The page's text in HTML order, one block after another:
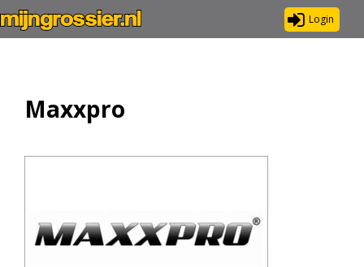
Login
Maxxpro